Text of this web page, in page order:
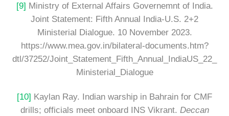
[9] Ministry of External Affairs Governemnt of India.
Joint Statement: Fifth Annual India-U.S. 2+2
Ministerial Dialogue. 10 November 2023.
https://www.mea.gov.in/bilateral-documents.htm?
dtl/37252/Joint_Statement_Fifth_Annual_IndiaUS_22_
Ministerial_Dialogue
[10] Kaylan Ray. Indian warship in Bahrain for CMF
drills; officials meet onboard INS Vikrant. Deccan